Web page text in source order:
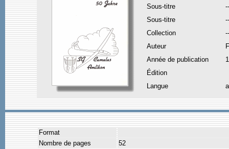
Sous-titre
--
Sous-titre
--
Collection
--
Auteur
Année de publication
Édition
Langue
Format
Nombre de pages
52